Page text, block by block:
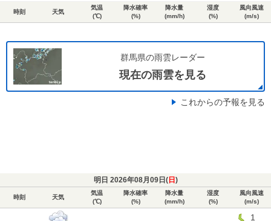
時刻 天気
気温
(℃)
降水確率
(%)
降水量
(mm/h)
湿度
(%)
風向風速
(m/s)
群馬県の雨雲レーダー
現在の雨雲を見る
これからの予報を見る
明日 2026年08月09日(日 )
時刻 天気
気温
(℃)
降水確率
(%)
降水量
(mm/h)
湿度
(%)
風向風速
(m/s)
1